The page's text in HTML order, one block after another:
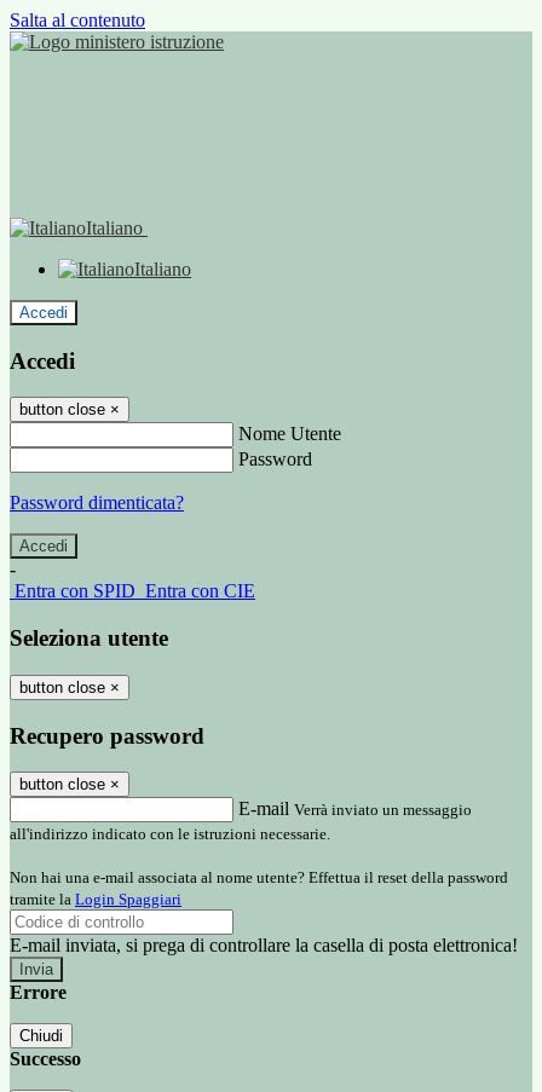
Salta al contenuto
Italiano
Italiano
Accedi
Accedi
button close ×
Nome Utente
Password
Password dimenticata?
-
Entra con SPID Entra con CIE
Seleziona utente
button close ×
Recupero password
button close ×
E-mail Verrà inviato un messaggio
all'indirizzo indicato con le istruzioni necessarie.
Non hai una e-mail associata al nome utente? Effettua il reset della password
tramite la Login Spaggiari
E-mail inviata, si prega di controllare la casella di posta elettronica!
Errore
Chiudi
Successo